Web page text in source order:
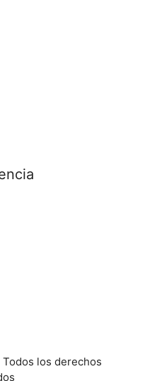
Todos los derechos